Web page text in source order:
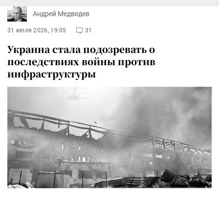
Андрей Медведев
31 июля 2026, 19:05 31
Украина стала подозревать о
последствиях войны против
инфраструктуры